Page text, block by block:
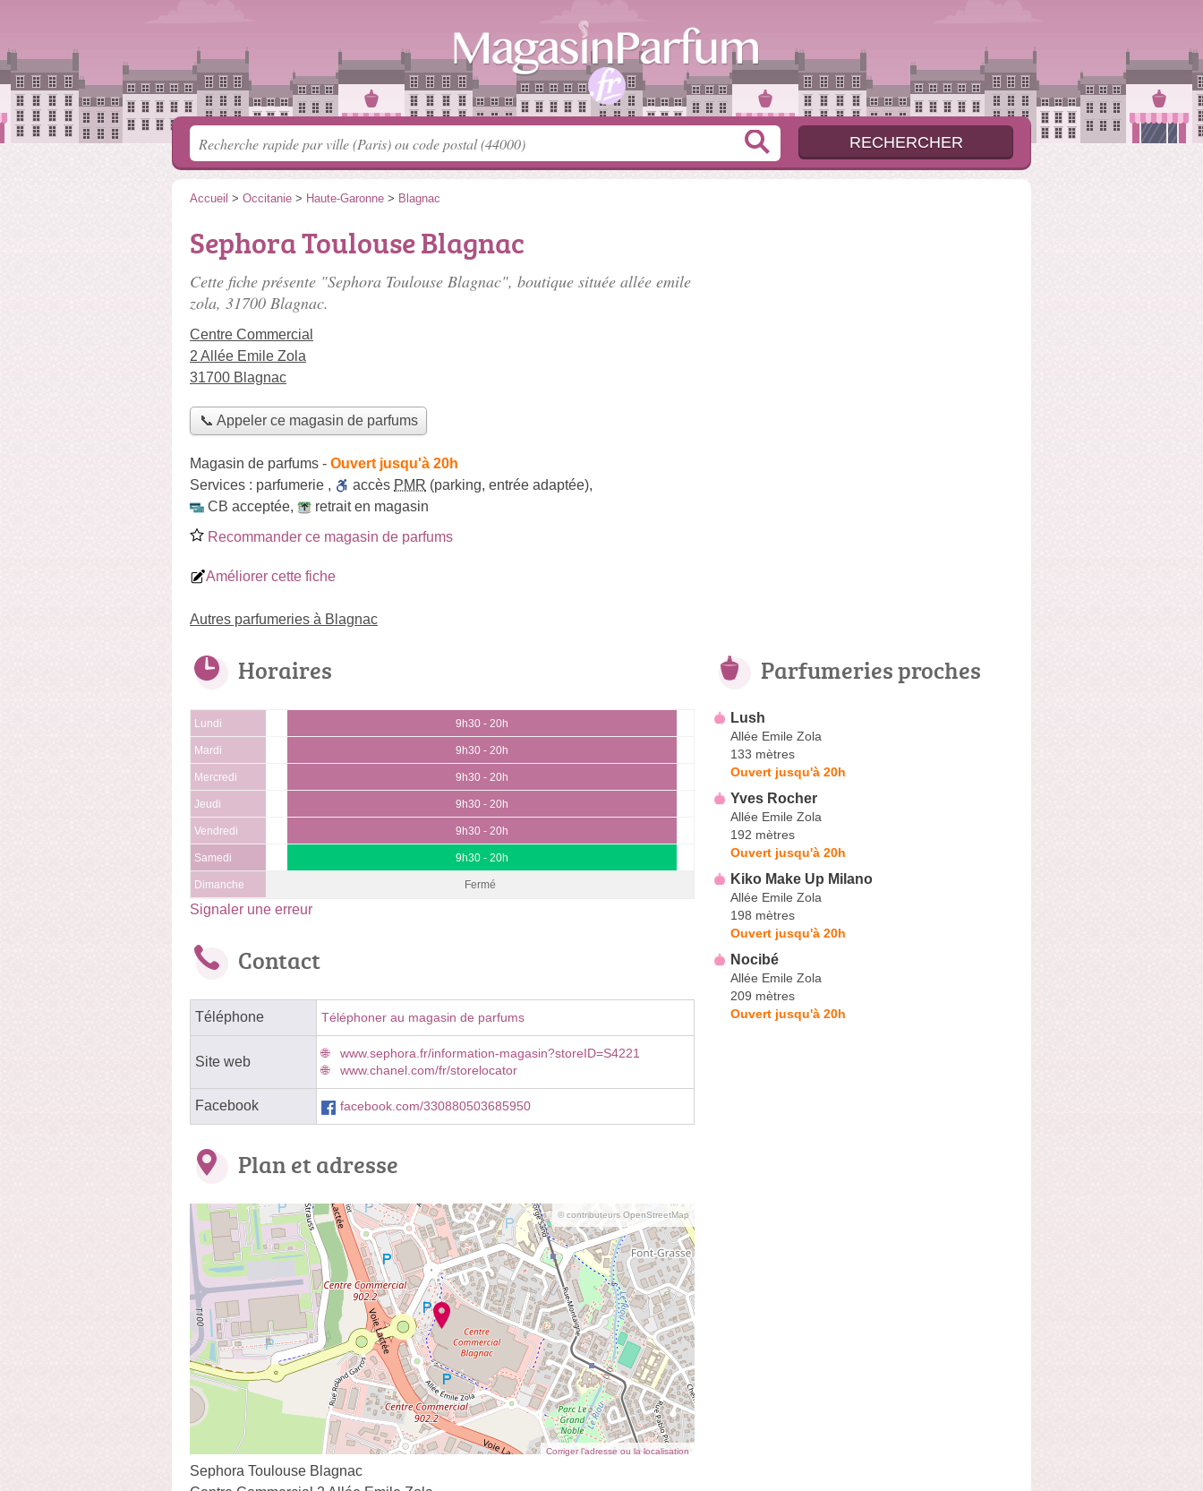
Accueil > Occitanie > Haute-Garonne > Blagnac
Sephora Toulouse Blagnac
Cette fiche présente "Sephora Toulouse Blagnac", boutique située allée emile
zola, 31700 Blagnac.
Centre Commercial
2 Allée Emile Zola
31700 Blagnac
📞 Appeler ce magasin de parfums
Magasin de parfums - Ouvert jusqu'à 20h
Services : parfumerie , accès PMR (parking, entrée adaptée),
CB acceptée,
retrait en magasin
Recommander ce magasin de parfums
Améliorer cette fiche
Autres parfumeries à Blagnac
Horaires
Lundi 9h30 - 20h
Mardi 9h30 - 20h
Mercredi 9h30 - 20h
Jeudi 9h30 - 20h
Vendredi 9h30 - 20h
Samedi 9h30 - 20h
Dimanche Fermé
Signaler une erreur
Contact
Téléphone Téléphoner au magasin de parfums
Site web
www.sephora.fr/information-magasin?storeID=S4221
www.chanel.com/fr/storelocator
Facebook facebook.com/330880503685950
Plan et adresse
© contributeurs OpenStreetMap
Corriger l’adresse ou la localisation
Sephora Toulouse Blagnac
Parfumeries proches
Lush
Allée Emile Zola
133 mètres
Ouvert jusqu'à 20h
Yves Rocher
Allée Emile Zola
192 mètres
Ouvert jusqu'à 20h
Kiko Make Up Milano
Allée Emile Zola
198 mètres
Ouvert jusqu'à 20h
Nocibé
Allée Emile Zola
209 mètres
Ouvert jusqu'à 20h